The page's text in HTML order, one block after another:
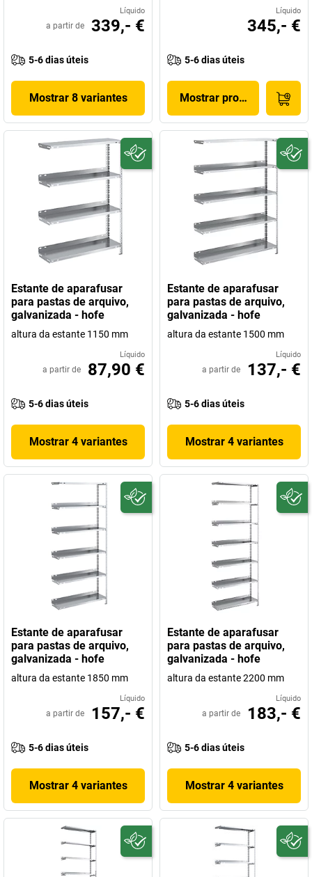
Líquido
a partir de 339,- €
5-6 dias úteis
Mostrar 8 variantes
Líquido
345,- €
5-6 dias úteis
Mostrar produto
Estante de aparafusar
para pastas de arquivo,
galvanizada - hofe
altura da estante 1150 mm
Líquido
a partir de 87,90 €
5-6 dias úteis
Mostrar 4 variantes
Estante de aparafusar
para pastas de arquivo,
galvanizada - hofe
altura da estante 1500 mm
Líquido
a partir de 137,- €
5-6 dias úteis
Mostrar 4 variantes
Estante de aparafusar
para pastas de arquivo,
galvanizada - hofe
altura da estante 1850 mm
Líquido
a partir de 157,- €
5-6 dias úteis
Mostrar 4 variantes
Estante de aparafusar
para pastas de arquivo,
galvanizada - hofe
altura da estante 2200 mm
Líquido
a partir de 183,- €
5-6 dias úteis
Mostrar 4 variantes